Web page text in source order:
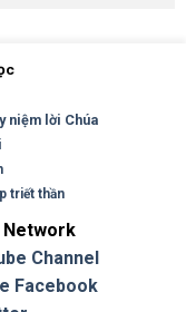
niệm lời Chúa
triết thần
Network
Channel
Facebook